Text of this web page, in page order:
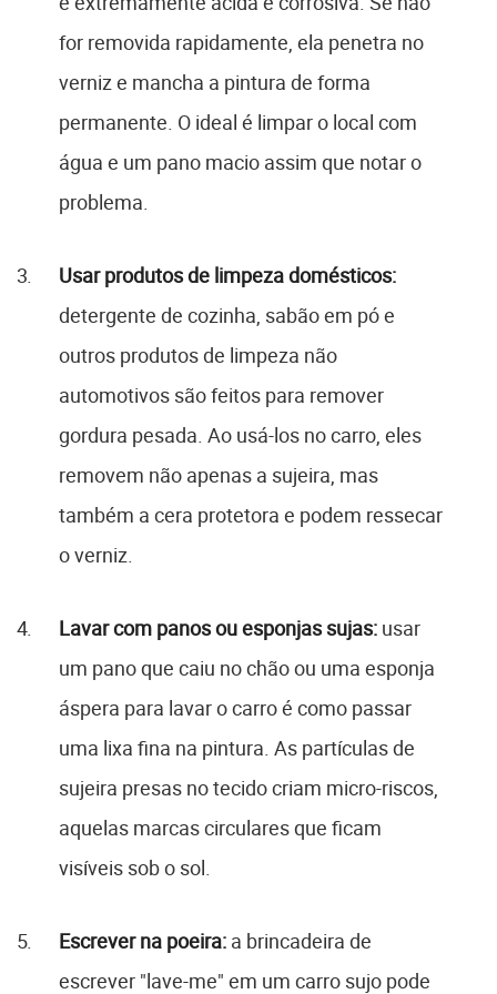
for removida rapidamente, ela penetra no
verniz e mancha a pintura de forma
permanente. O ideal é limpar o local com
água e um pano macio assim que notar o
problema.
Usar produtos de limpeza domésticos:
detergente de cozinha, sabão em pó e
outros produtos de limpeza não
automotivos são feitos para remover
gordura pesada. Ao usá-los no carro, eles
removem não apenas a sujeira, mas
também a cera protetora e podem ressecar
o verniz.
Lavar com panos ou esponjas sujas: usar
um pano que caiu no chão ou uma esponja
áspera para lavar o carro é como passar
uma lixa fina na pintura. As partículas de
sujeira presas no tecido criam micro-riscos,
aquelas marcas circulares que ficam
visíveis sob o sol.
Escrever na poeira: a brincadeira de
escrever "lave-me" em um carro sujo pode